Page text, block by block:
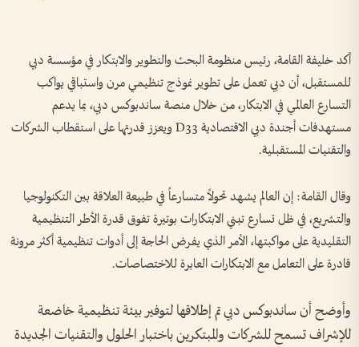
أكد خليفة القامة، رئيس منظومة البحث والتطوير والابتكار في مؤسسة دبي
للمستقبل، أن دبي تعمل على تطوير نموذج تنظيمي مرن واستباقي يواكب
التسارع العالمي في الابتكار، من خلال منصة ساندبوكس دبي، بما يدعم
مستهدفات أجندة دبي الاقتصادية D33 ويعزز قدرتها على استقطاب الشركات
والتقنيات المستقبلية.
وقال القامة: إن العالم يشهد تحولاً متسارعاً في طبيعة العلاقة بين التكنولوجيا
والتشريع، في ظل تسارع تبني الابتكارات بوتيرة تفوق قدرة الأطر التنظيمية
التقليدية على مواكبتها، الأمر الذي يفرض الحاجة إلى أدوات تنظيمية أكثر مرونة
قادرة على التعامل مع الابتكارات العابرة للاختصاصات.
وأوضح أن ساندبوكس دبي تم إطلاقها لتوفير بيئة تنظيمية خاضعة
للإشراف تسمح للشركات والمبتكرين باختبار الحلول والتقنيات الجديدة